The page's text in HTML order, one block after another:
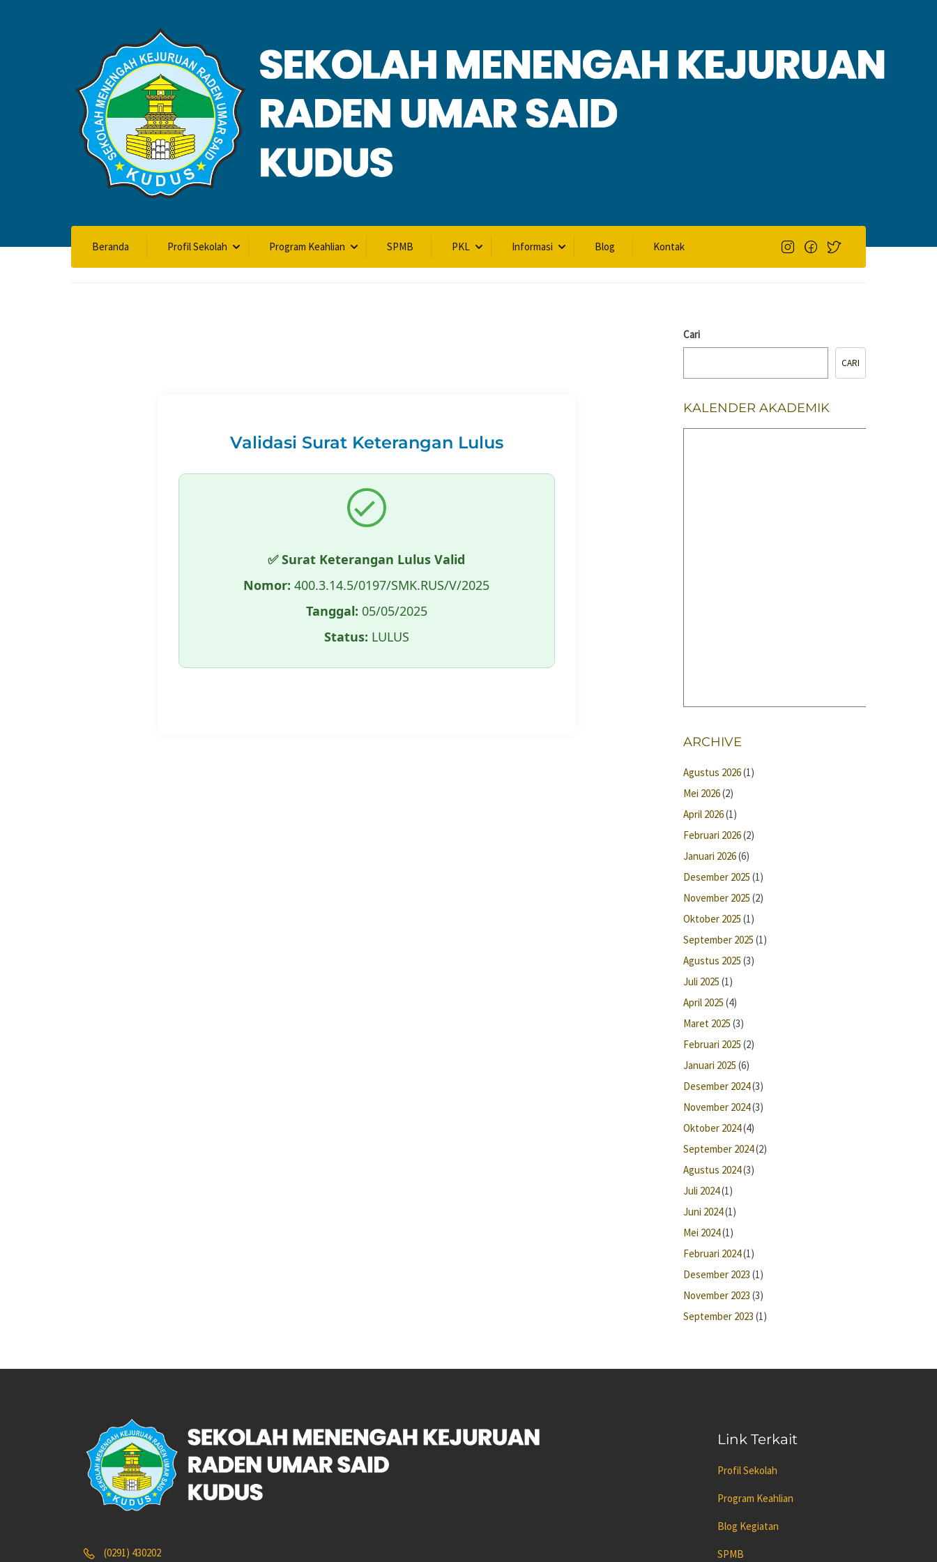
Beranda Profil Sekolah Program Keahlian SPMB PKL Informasi Blog Kontak
VALIDASI SKL
Home
Validasi Surat Keterangan Lulus
✅ Surat Keterangan Lulus Valid
Nomor: 400.3.14.5/0197/SMK.RUS/V/2025
Tanggal: 05/05/2025
Status: LULUS
Cari
CARI
KALENDER AKADEMIK
ARCHIVE
Agustus 2026(1)
Mei 2026(2)
April 2026(1)
Februari 2026(2)
Januari 2026(6)
Desember 2025 (1)
November 2025 (2)
Oktober 2025 (1)
September 2025 (1)
Agustus 2025 (3)
Juli 2025 (1)
April 2025 (4)
Maret 2025 (3)
Februari 2025 (2)
Januari 2025 (6)
Desember 2024(3)
November 2024(3)
Oktober 2024(4)
September 2024(2)
Agustus 2024(3)
Juli 2024(1)
Juni 2024(1)
Mei 2024(1)
Februari 2024(1)
Desember 2023 (1)
November 2023 (3)
September 2023 (1)
(0291) 430202
Link Terkait
Profil Sekolah
Program Keahlian
Blog Kegiatan
SPMB